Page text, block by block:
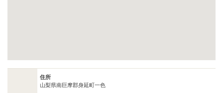
住所
山梨県南巨摩郡身延町一色